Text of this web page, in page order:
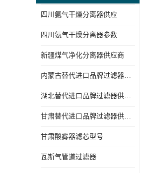
四川氨气干燥分离器供应
四川氨气干燥分离器参数
新疆煤气净化分离器供应商
内蒙古替代进口品牌过滤器厂家
湖北替代进口品牌过滤器供应商
甘肃替代进口品牌过滤器供应商
甘肃酸雾器滤芯型号
瓦斯气管道过滤器